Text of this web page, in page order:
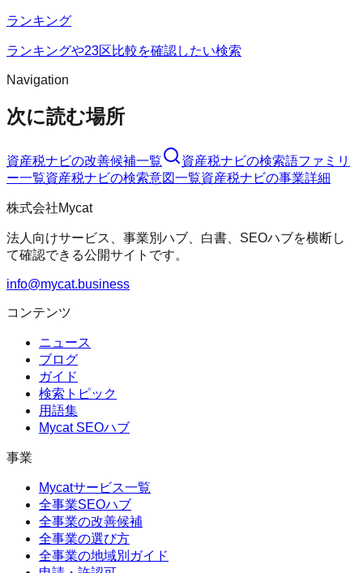
ランキング
ランキングや23区比較を確認したい検索
Navigation
次に読む場所
資産税ナビの改善候補一覧 資産税ナビの検索語ファミリ
ー一覧資産税ナビの検索意図一覧資産税ナビの事業詳細
株式会社Mycat
法人向けサービス、事業別ハブ、白書、SEOハブを横断し
て確認できる公開サイトです。
info@mycat.business
コンテンツ
ニュース
ブログ
ガイド
検索トピック
用語集
Mycat SEOハブ
事業
Mycatサービス一覧
全事業SEOハブ
全事業の改善候補
全事業の選び方
全事業の地域別ガイド